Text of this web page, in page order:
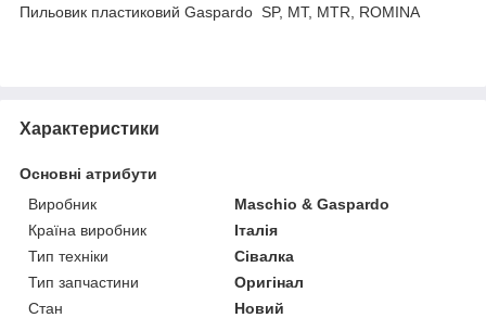
Пильовик пластиковий Gaspardo SP, MT, MTR, ROMINA
Характеристики
Основні атрибути
Виробник
Maschio & Gaspardo
Країна виробник
Італія
Тип техніки
Сівалка
Тип запчастини
Оригінал
Стан
Новий